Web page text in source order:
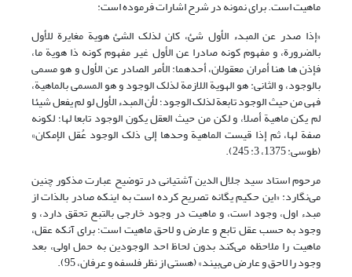
ماهیت است. برای نمونه در شرح اشارات فرموده است:
«إذا صدر عن المبدء الأول شئ، کان لذلک الشئ هویة مغایرة للأول
بالضرورة، و مفهوم کونه صادرا عن الأول غیر مفهوم کونه ذا هویة ما،
فإذن ها هنا أمران معقولان، أحدهما: الأمر الصادر عن الأول و هو مسمی
بالوجود، و الثانی: هو الهویة اللازمة لذلک الوجود و هو المسمی بالماهیة،
فهی من حیث الوجود تابعة لذلک الوجود؛ لأن المبدء الأول لو لم یفعل شیئا
لم یکن ماهیة أصلا، و لکن من حیث العقل یکون الوجود تابعا لها؛ لکونه
صفة لها، ثم إذا قیست الماهیة وحدها إلی ذلک الوجود عُقل الإمکان»
(طوسی: 1375، 3: 245).
مرحوم استاد سید جلال الدین آشتیانی در توضیح عبارت مذکور چنین
می‌نگارد: «این حکیم یگانه تصریح کرده است به این‏که صادر بالذات از
مبدء اول، وجود است، و ماهیت در وجود خارجی بالتبع تحقق دارد، و
وجود به حسب عقل تابع و عارض و لاحق ماهیت است؛ برای آنکه عقل،
ماهیت را ملاحظه می‌کند بدون لحاظ احد الوجودین به حمل اولی، بعد
وجود را لاحق و عارض می‌بیند» (هستی از نظر فلسفه و عرفان، 95).